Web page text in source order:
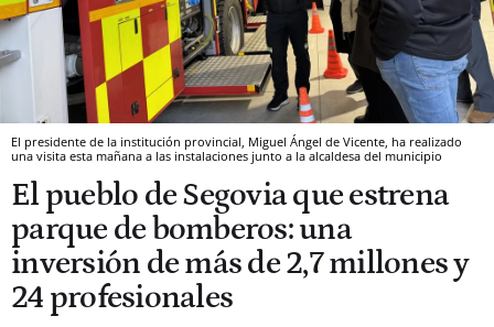
El presidente de la institución provincial, Miguel Ángel de Vicente, ha realizado
una visita esta mañana a las instalaciones junto a la alcaldesa del municipio
El pueblo de Segovia que estrena
parque de bomberos: una
inversión de más de 2,7 millones y
24 profesionales